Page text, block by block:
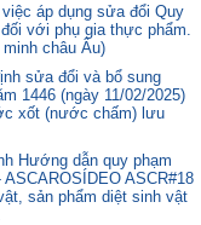
áp dụng sửa đổi Quy
với phụ gia thực phẩm.
châu Âu)
sửa đổi và bổ sung
1446 (ngày 11/02/2025)
xốt (nước chấm) lưu
Hướng dẫn quy phạm
ASCR#18
sản phẩm diệt sinh vật